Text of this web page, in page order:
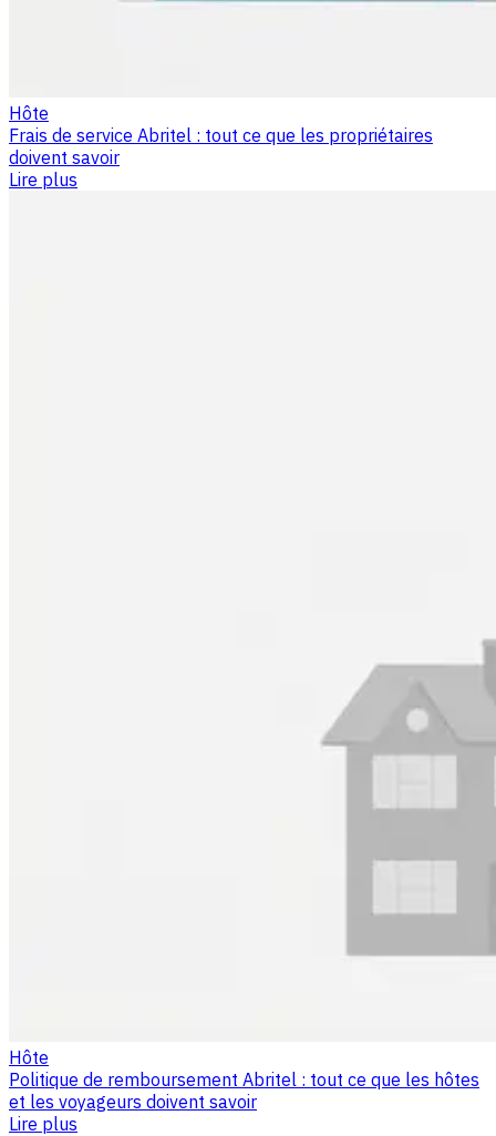
Hôte
Frais de service Abritel : tout ce que les propriétaires
doivent savoir
Lire plus
Hôte
Politique de remboursement Abritel : tout ce que les hôtes
et les voyageurs doivent savoir
Lire plus